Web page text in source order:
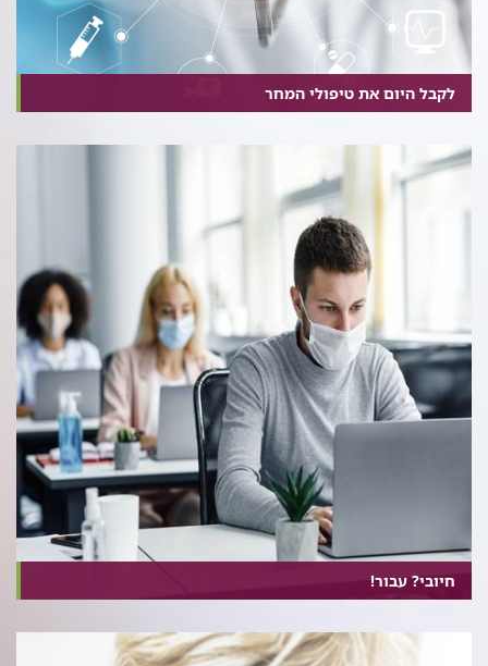
לקבל היום את טיפולי המחר
חיובי? עבור!